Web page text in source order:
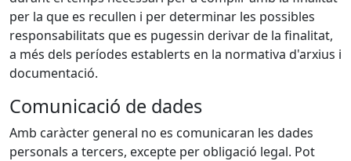
per la que es recullen i per determinar les possibles
responsabilitats que es pugessin derivar de la finalitat,
a més dels períodes establerts en la normativa d'arxius i
documentació.
Comunicació de dades
Amb caràcter general no es comunicaran les dades
personals a tercers, excepte per obligació legal. Pot